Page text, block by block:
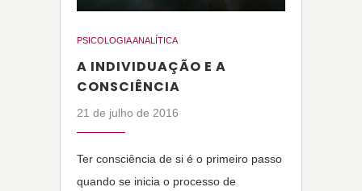
PSICOLOGIA ANALÍTICA
A INDIVIDUAÇÃO E A
CONSCIÊNCIA
21 de julho de 2016
Ter consciência de si é o primeiro passo
quando se inicia o processo de